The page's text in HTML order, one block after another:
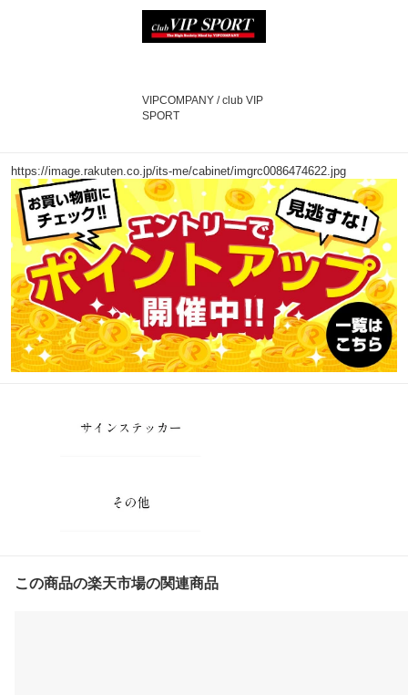
VIPCOMPANY / club VIP
SPORT
https://image.rakuten.co.jp/its-me/cabinet/imgrc0086474622.jpg
この商品の楽天市場の関連商品